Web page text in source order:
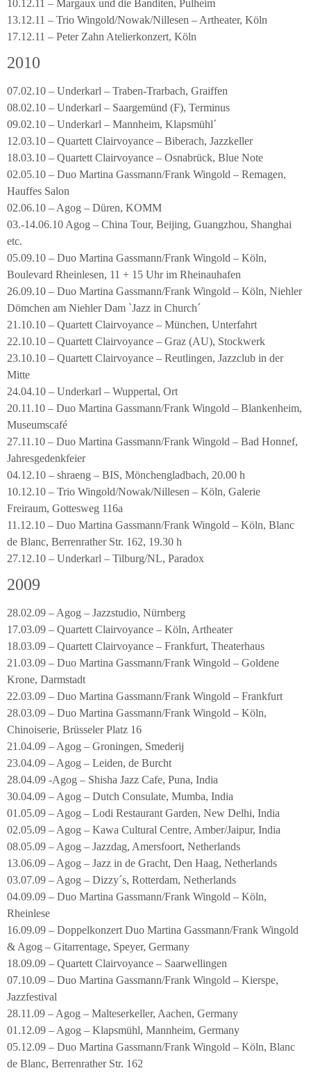
10.12.11 – Margaux und die Banditen, Pulheim
13.12.11 – Trio Wingold/Nowak/Nillesen – Artheater, Köln
17.12.11 – Peter Zahn Atelierkonzert, Köln
2010
07.02.10 – Underkarl – Traben-Trarbach, Graiffen
08.02.10 – Underkarl – Saargemünd (F), Terminus
09.02.10 – Underkarl – Mannheim, Klapsmühl´
12.03.10 – Quartett Clairvoyance – Biberach, Jazzkeller
18.03.10 – Quartett Clairvoyance – Osnabrück, Blue Note
02.05.10 – Duo Martina Gassmann/Frank Wingold – Remagen,
Hauffes Salon
02.06.10 – Agog – Düren, KOMM
03.-14.06.10 Agog – China Tour, Beijing, Guangzhou, Shanghai
etc.
05.09.10 – Duo Martina Gassmann/Frank Wingold – Köln,
Boulevard Rheinlesen, 11 + 15 Uhr im Rheinauhafen
26.09.10 – Duo Martina Gassmann/Frank Wingold – Köln, Niehler
Dömchen am Niehler Dam `Jazz in Church´
21.10.10 – Quartett Clairvoyance – München, Unterfahrt
22.10.10 – Quartett Clairvoyance – Graz (AU), Stockwerk
23.10.10 – Quartett Clairvoyance – Reutlingen, Jazzclub in der
Mitte
24.04.10 – Underkarl – Wuppertal, Ort
20.11.10 – Duo Martina Gassmann/Frank Wingold – Blankenheim,
Museumscafé
27.11.10 – Duo Martina Gassmann/Frank Wingold – Bad Honnef,
Jahresgedenkfeier
04.12.10 – shraeng – BIS, Mönchengladbach, 20.00 h
10.12.10 – Trio Wingold/Nowak/Nillesen – Köln, Galerie
Freiraum, Gottesweg 116a
11.12.10 – Duo Martina Gassmann/Frank Wingold – Köln, Blanc
de Blanc, Berrenrather Str. 162, 19.30 h
27.12.10 – Underkarl – Tilburg/NL, Paradox
2009
28.02.09 – Agog – Jazzstudio, Nürnberg
17.03.09 – Quartett Clairvoyance – Köln, Artheater
18.03.09 – Quartett Clairvoyance – Frankfurt, Theaterhaus
21.03.09 – Duo Martina Gassmann/Frank Wingold – Goldene
Krone, Darmstadt
22.03.09 – Duo Martina Gassmann/Frank Wingold – Frankfurt
28.03.09 – Duo Martina Gassmann/Frank Wingold – Köln,
Chinoiserie, Brüsseler Platz 16
21.04.09 – Agog – Groningen, Smederij
23.04.09 – Agog – Leiden, de Burcht
28.04.09 -Agog – Shisha Jazz Cafe, Puna, India
30.04.09 – Agog – Dutch Consulate, Mumba, India
01.05.09 – Agog – Lodi Restaurant Garden, New Delhi, India
02.05.09 – Agog – Kawa Cultural Centre, Amber/Jaipur, India
08.05.09 – Agog – Jazzdag, Amersfoort, Netherlands
13.06.09 – Agog – Jazz in de Gracht, Den Haag, Netherlands
03.07.09 – Agog – Dizzy´s, Rotterdam, Netherlands
04.09.09 – Duo Martina Gassmann/Frank Wingold – Köln,
Rheinlese
16.09.09 – Doppelkonzert Duo Martina Gassmann/Frank Wingold
& Agog – Gitarrentage, Speyer, Germany
18.09.09 – Quartett Clairvoyance – Saarwellingen
07.10.09 – Duo Martina Gassmann/Frank Wingold – Kierspe,
Jazzfestival
28.11.09 – Agog – Malteserkeller, Aachen, Germany
01.12.09 – Agog – Klapsmühl, Mannheim, Germany
05.12.09 – Duo Martina Gassmann/Frank Wingold – Köln, Blanc
de Blanc, Berrenrather Str. 162